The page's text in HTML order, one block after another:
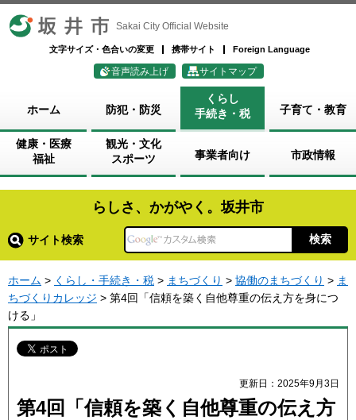
坂井市 Sakai City Official Website
文字サイズ・色合いの変更 携帯サイト Foreign Language
音声読み上げ サイトマップ
ホーム 防犯・防災
くらし
手続き・税
子育て・教育
健康・医療
福祉
観光・文化
スポーツ
事業者向け 市政情報
らしさ、かがやく。坂井市
サイト検索
ホーム > くらし・手続き・税 > まちづくり > 協働のまちづくり > ま
ちづくりカレッジ > 第4回「信頼を築く自他尊重の伝え方を身につ
ける」
更新日：2025年9月3日
第4回「信頼を築く自他尊重の伝え方